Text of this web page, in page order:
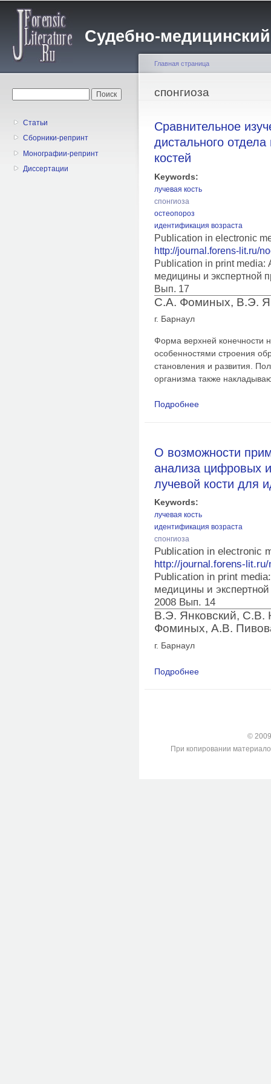
Судебно-
Статьи
Сборники-репринт
Монографии-репринт
Диссертации
Вы здесь
Главная страница
спонгиоза
Сравнительное
дистального
костей
Keywords:
лучевая кость
спонгиоза
остеопороз
идентификация возраста
Publication in electronic
http://journal.forens-lit.ru/
Publication in print media:
медицины и экспертной
Вып. 17
С.А. Фоминых, В.Э.
г. Барнаул
Форма верхней конечности
особенностями строения
становления и развития.
организма также
Подробнее
О возможности
анализа цифровых
лучевой кости для
Keywords:
лучевая кость
идентификация возраста
спонгиоза
Publication in electronic
http://journal.forens-lit.ru/
Publication in print
медицины и
2008 Вып. 14
В.Э. Янковский, С.В.
Фоминых, А.В.
г. Барнаул
Подробнее
©
При копировании